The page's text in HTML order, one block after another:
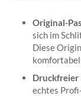
Original-
sich im
Diese
Druckfreier
echtes